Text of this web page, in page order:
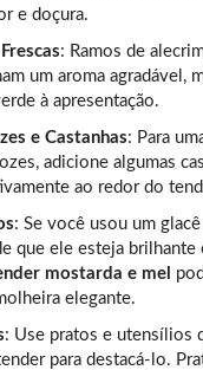
e doçura.
: Ramos de
um aroma agradável,
à apresentação.
e Castanhas: Para
adicione algumas
ao redor do
: Se você usou um
que ele esteja brilhante
mostarda e mel
elegante.
: Use pratos e utensílios
para destacá-lo.